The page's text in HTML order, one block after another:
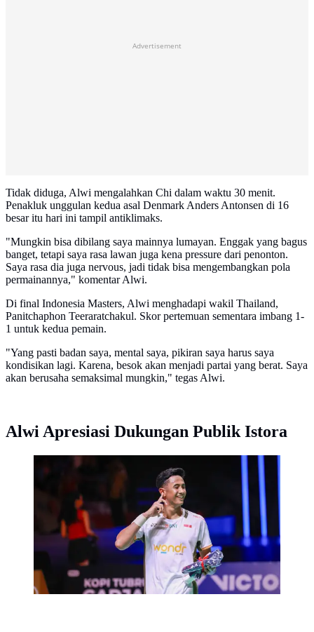
Advertisement
Tidak diduga, Alwi mengalahkan Chi dalam waktu 30 menit.
Penakluk unggulan kedua asal Denmark Anders Antonsen di 16
besar itu hari ini tampil antiklimaks.
"Mungkin bisa dibilang saya mainnya lumayan. Enggak yang bagus
banget, tetapi saya rasa lawan juga kena pressure dari penonton.
Saya rasa dia juga nervous, jadi tidak bisa mengembangkan pola
permainannya," komentar Alwi.
Di final Indonesia Masters, Alwi menghadapi wakil Thailand,
Panitchaphon Teeraratchakul. Skor pertemuan sementara imbang 1-
1 untuk kedua pemain.
"Yang pasti badan saya, mental saya, pikiran saya harus saya
kondisikan lagi. Karena, besok akan menjadi partai yang berat. Saya
akan berusaha semaksimal mungkin," tegas Alwi.
Alwi Apresiasi Dukungan Publik Istora
Tunggal putra Indonesia Alwi Farhan lolos ke final
Indonesia Masters 2026 setelah menang atas Chi Yu Jen
dari Chinese Taipei dengan straight game 21-11 dan 21-
12 di Istora Gelora Bung Karno, Senayan, Jakarta,
Sabtu (24/1). (foto: PBSI)